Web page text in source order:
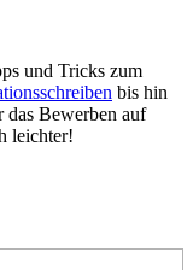
und Tricks zum
bis hin
Bewerben auf
leichter!